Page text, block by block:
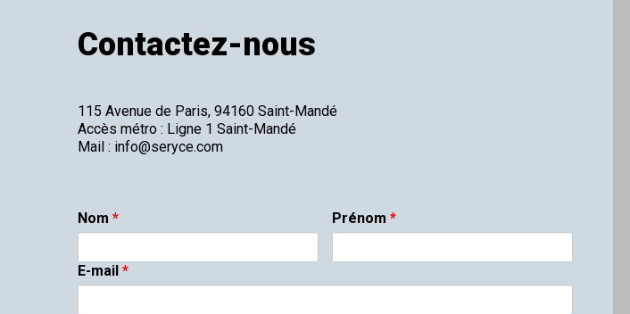
Contactez-nous
115 Avenue de Paris, 94160 Saint-Mandé
Accès métro : Ligne 1 Saint-Mandé
Mail : info@seryce.com
Nom * Prénom *
E-mail *